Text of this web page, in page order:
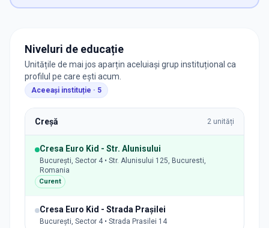
Niveluri de educație
Unitățile de mai jos aparțin aceluiași grup instituțional ca
profilul pe care ești acum.
Aceeași instituție · 5
Creșă 2 unități
Cresa Euro Kid - Str. Alunisului
București, Sector 4 • Str. Alunisului 125, Bucuresti,
Romania
Curent
Cresa Euro Kid - Strada Prașilei
București, Sector 4 • Strada Prasilei 14